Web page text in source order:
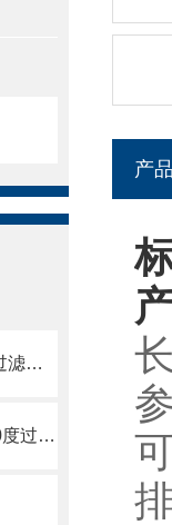
初效可清洗式过滤器（板式初效过滤网）
耐高温合成纤维过滤网（耐温250度过滤棉）
产